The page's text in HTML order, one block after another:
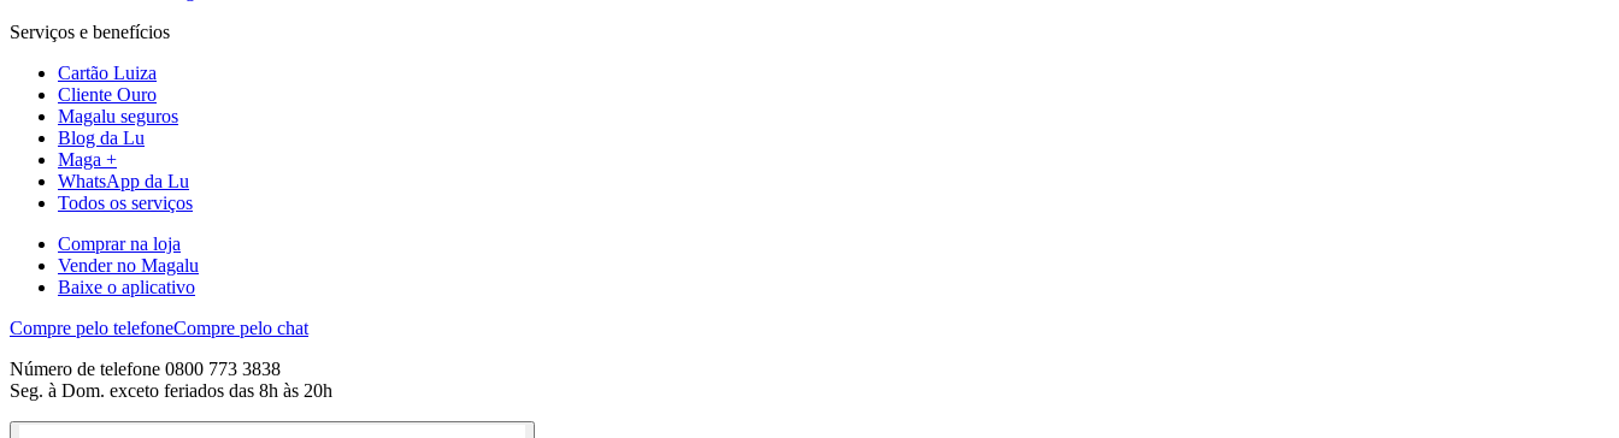
Serviços e benefícios
Cartão Luiza
Cliente Ouro
Magalu seguros
Blog da Lu
Maga +
WhatsApp da Lu
Todos os serviços
Comprar na loja
Vender no Magalu
Baixe o aplicativo
Compre pelo telefoneCompre pelo chat
Número de telefone 0800 773 3838
Seg. à Dom. exceto feriados das 8h às 20h